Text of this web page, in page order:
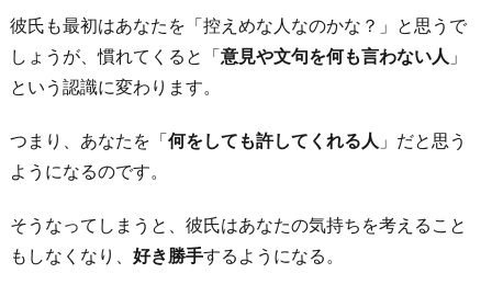
気
れ
ば
き
な
彼氏も最初はあなたを「控えめな人なのかな？」と思うで
しょうが、慣れてくると「意見や文句を何も言わない人 」
という認識に変わります。
つまり、あなたを「何をしても許してくれる人 」だと思う
ようになるのです。
そうなってしまうと、彼氏はあなたの気持ちを考えること
もしなくなり、 好き勝手するようになる。